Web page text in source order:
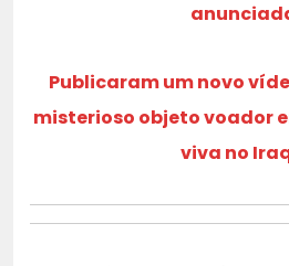
Publicaram um novo
misterioso objeto voador
viva no